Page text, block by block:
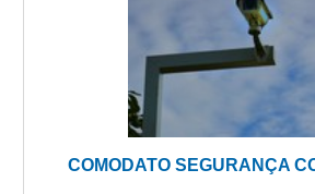
COMODATO SEGURANÇA